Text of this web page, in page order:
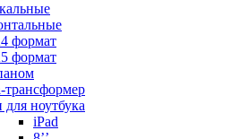
формат
формат
ноутбука
iPad